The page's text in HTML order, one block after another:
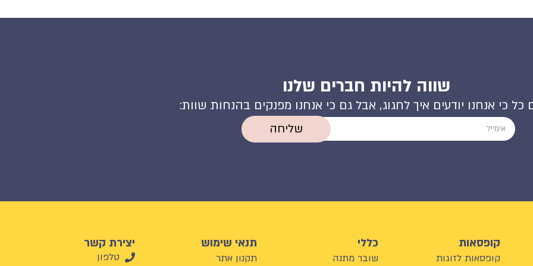
שווה להיות חברים שלנו
כל כי אנחנו יודעים איך לחגוג, אבל גם כי אנחנו מפנקים בהנחות שוות:
שליחה
קופסאות
קופסאות לזוגות
כללי
שובר מתנה
תנאי שימוש
תקנון אתר
יצירת קשר
טלפון